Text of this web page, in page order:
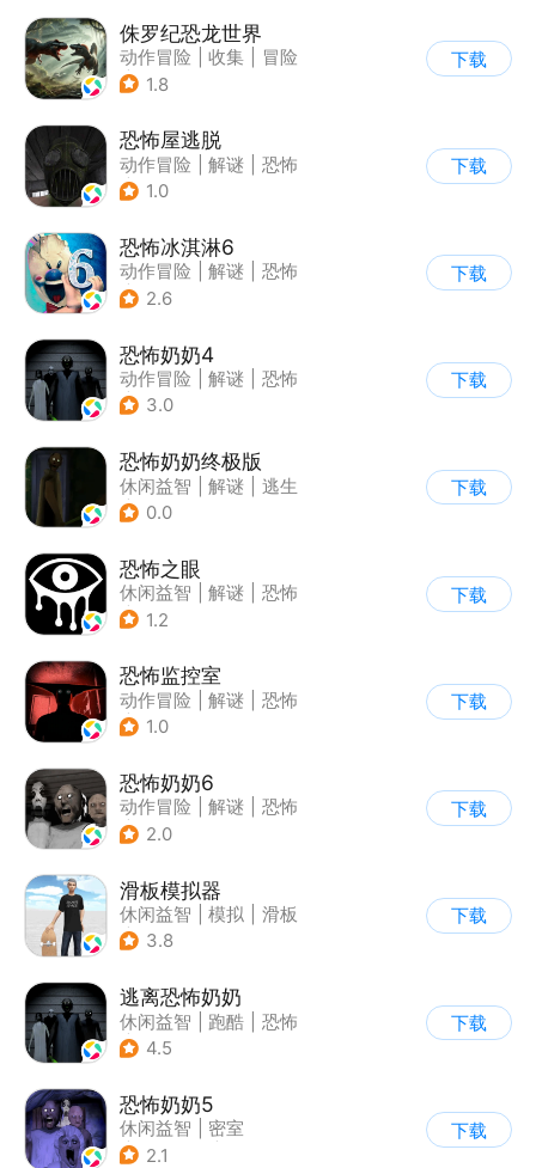
侏罗纪恐龙世界
动作冒险 收集
冒险
| 写实
1.8
下载
恐怖屋逃脱
动作冒险 解谜
恐怖
| 暗黑
1.0
下载
恐怖冰淇淋6
动作冒险 解谜
恐怖
| 暗黑
2.6
下载
恐怖奶奶4
动作冒险 解谜
恐怖
| 恐怖奶奶
3.0
下载
恐怖奶奶终极版
休闲益智 解谜
逃生
| 恐怖奶奶
0.0
下载
恐怖之眼
休闲益智 解谜
恐怖
| 单机
1.2
下载
恐怖监控室
动作冒险 解谜
恐怖
| 剧情
1.0
下载
恐怖奶奶6
动作冒险 解谜
恐怖
| 恐怖奶奶
2.0
下载
滑板模拟器
休闲益智 模拟
滑板
| 卡通
3.8
下载
逃离恐怖奶奶
休闲益智 跑酷
恐怖
| 卡通
4.5
下载
恐怖奶奶5
休闲益智
密室
| 恐怖奶奶
2.1
下载